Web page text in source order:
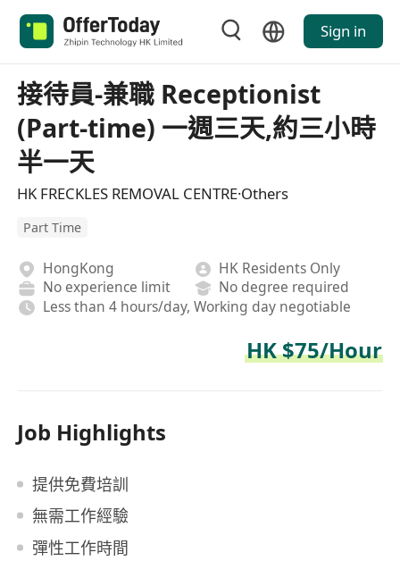
Sign in
接待員-兼職 Receptionist
(Part-time) 一週三天,約三小時
半一天
HK FRECKLES REMOVAL CENTRE·Others
Part Time
HongKong
HK Residents Only
No experience limit
No degree required
Less than 4 hours/day, Working day negotiable
HK $75/Hour
Job Highlights
提供免費培訓
無需工作經驗
彈性工作時間